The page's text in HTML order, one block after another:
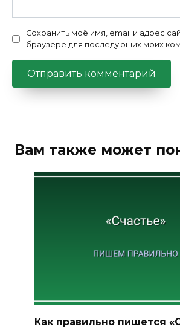
Сохранить моё имя, email и адрес
браузере для последующих моих
Вам также может
Как правильно пишется